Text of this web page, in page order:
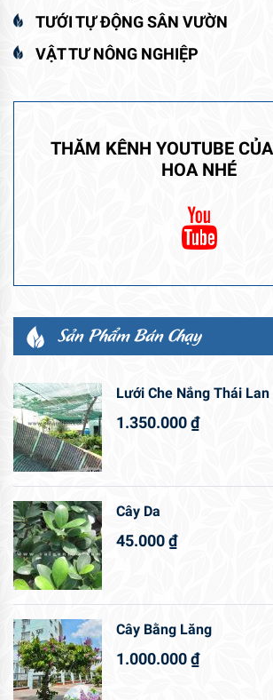
TƯỚI TỰ ĐỘNG SÂN VƯỜN
VẬT TƯ NÔNG NGHIỆP
THĂM KÊNH YOUTUBE
HOA NHÉ
Sản Phẩm Bán Chạy
Lưới Che Nắng Thái Lan
1.350.000₫
Cây Da
45.000₫
Cây Bằng Lăng
1.000.000₫